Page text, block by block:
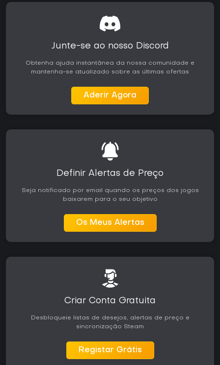
mencionando bugs iniciais no manuseio das aeronaves.
Após atualizações como a Sim Update 5, muitos relatam
horas e considerando o jogo agradável desde o início.
Para fãs de aviação que apreciam atividades metódicas e
baseadas em habilidade, este simulador oferece valor
contínuas. Quem prefere ação acelerada pode achar o
ritmo mais lento. Com atualizações gratuitas e uma
comunidade ativa, continua sendo uma boa opção em
Junte-se ao nosso Discord
Obtenha ajuda instantânea da nossa comunidade e
mantenha-se atualizado sobre as últimas ofertas
Aderir Agora
Definir Alertas de Preço
Seja notificado por email quando os preços dos jogos
baixarem para o seu objetivo
Os Meus Alertas
Criar Conta Gratuita
Desbloqueie listas de desejos, alertas de preço e
sincronização Steam
Registar Grátis